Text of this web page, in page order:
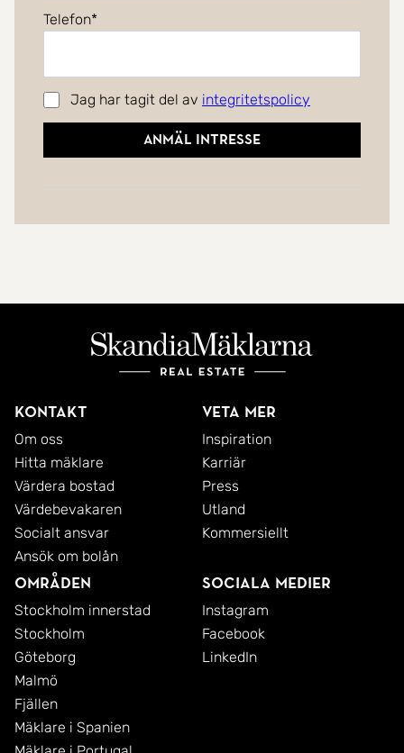
Telefon
Jag har tagit del av integritetspolicy
Anmäl intresse
Kontakt
Om oss
Hitta mäklare
Värdera bostad
Värdebevakaren
Socialt ansvar
Ansök om bolån
Veta mer
Inspiration
Karriär
Press
Utland
Kommersiellt
Områden
Stockholm innerstad
Stockholm
Göteborg
Malmö
Fjällen
Mäklare i Spanien
Sociala medier
Instagram
Facebook
LinkedIn